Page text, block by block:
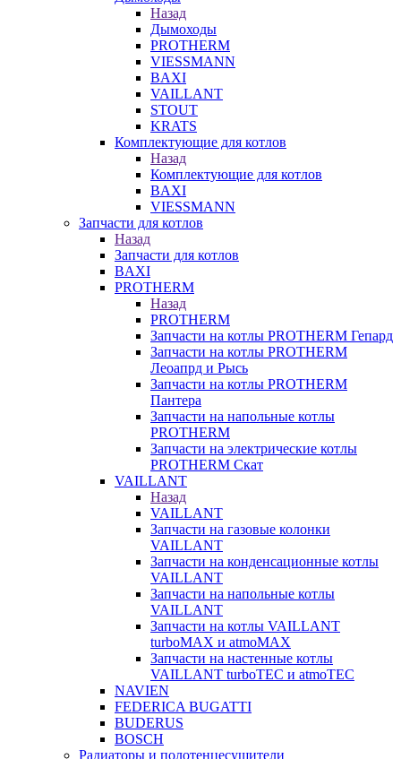
Назад
Дымоходы
PROTHERM
VIESSMANN
BAXI
VAILLANT
STOUT
KRATS
Комплектующие для котлов
Назад
Комплектующие для котлов
BAXI
VIESSMANN
Запчасти для котлов
Назад
Запчасти для котлов
BAXI
PROTHERM
Назад
PROTHERM
Запчасти на котлы PROTHERM Гепард
Запчасти на котлы PROTHERM
Леоапрд и Рысь
Запчасти на котлы PROTHERM
Пантера
Запчасти на напольные котлы
PROTHERM
Запчасти на электрические котлы
PROTHERM Скат
VAILLANT
Назад
VAILLANT
Запчасти на газовые колонки
VAILLANT
Запчасти на конденсационные котлы
VAILLANT
Запчасти на напольные котлы
VAILLANT
Запчасти на котлы VAILLANT
turboMAX и atmoMAX
Запчасти на настенные котлы
VAILLANT turboTEC и atmoTEC
NAVIEN
FEDERICA BUGATTI
BUDERUS
BOSCH
Радиаторы и полотенцесушители